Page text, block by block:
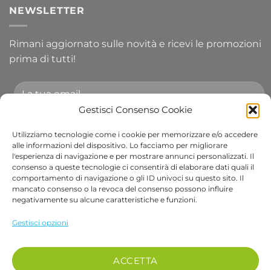
Gestisci Consenso Cookie
Utilizziamo tecnologie come i cookie per memorizzare e/o accedere
alle informazioni del dispositivo. Lo facciamo per migliorare
l'esperienza di navigazione e per mostrare annunci personalizzati. Il
consenso a queste tecnologie ci consentirà di elaborare dati quali il
comportamento di navigazione o gli ID univoci su questo sito. Il
mancato consenso o la revoca del consenso possono influire
negativamente su alcune caratteristiche e funzioni.
Gestisci opzioni
ACCETTA
NEWSLETTER
Rimani aggiornato sulle novità e ricevi le promozioni
prima di tutti!
Accetto le condizioni generali e di ricevere le
newsletter.
Alternative:
Visa
Delivery
Copyright 2026 ©Bob Gardens by BS COM SRL
Via B. Cellini 7, 36061, Bassano del Grappa VI